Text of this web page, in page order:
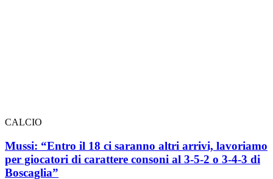
CALCIO
Mussi: “Entro il 18 ci saranno altri arrivi, lavoriamo
per giocatori di carattere consoni al 3-5-2 o 3-4-3 di
Boscaglia”